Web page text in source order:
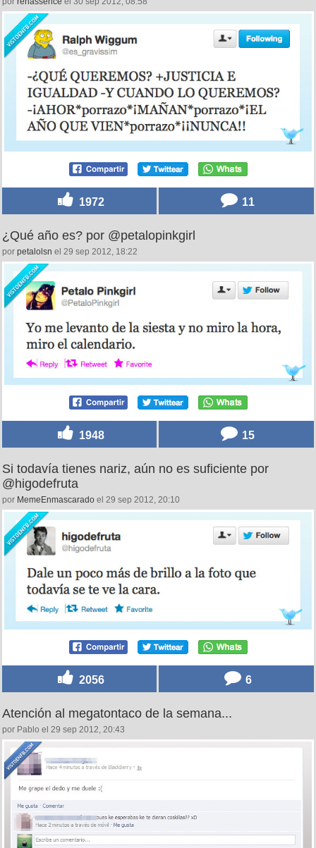
1972 11
¿Qué año es? por @petalopinkgirl
por petalolsn el 29 sep 2012, 18:22
1948 15
Si todavía tienes nariz, aún no es suficiente por
@higodefruta
por MemeEnmascarado el 29 sep 2012, 20:10
2056 6
Atención al megatontaco de la semana...
por Pablo el 29 sep 2012, 20:43